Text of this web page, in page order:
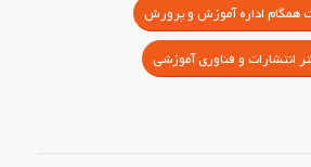
همگام اداره آموزش و پرورش
انتشارات و فناوری آموزشی